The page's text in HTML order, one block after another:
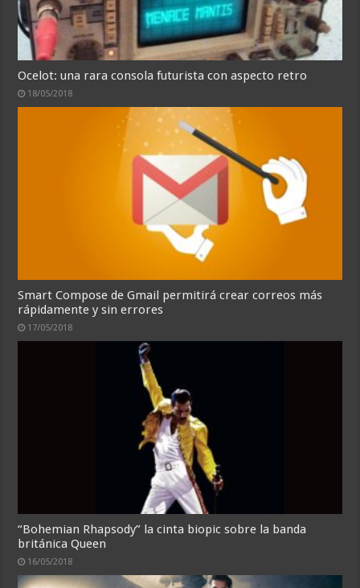
Ocelot: una rara consola futurista con aspecto retro
18/05/2018
Smart Compose de Gmail permitirá crear correos más
rápidamente y sin errores
17/05/2018
“Bohemian Rhapsody” la cinta biopic sobre la banda
británica Queen
16/05/2018